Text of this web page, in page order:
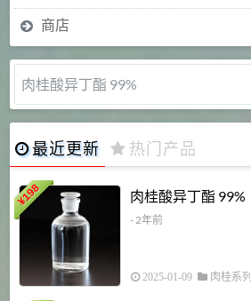
商店
肉桂醛 99%
最近更新 热门产品
¥
198 肉桂酸异丁酯 99%
- 2年前
2025-01-09 肉桂系列